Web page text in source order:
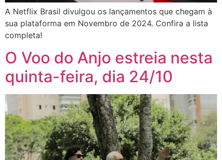
A Netflix Brasil divulgou os lançamentos que chegam à
sua plataforma em Novembro de 2024. Confira a lista
completa!
O Voo do Anjo estreia nesta
quinta-feira, dia 24/10